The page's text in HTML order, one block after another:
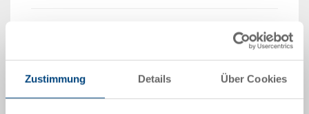
Zustimmung Details Über Cookies
Lieferzeit: Auf Anfrage